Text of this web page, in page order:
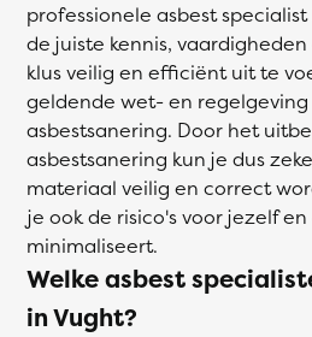
professionele asbest
de juiste kennis,
klus veilig en efficiënt uit te
geldende wet- en
asbestsanering. Door het
asbestsanering kun je dus
materiaal veilig en correct
je ook de risico's voor jezelf
minimaliseert.
Welke asbest
in Vught?